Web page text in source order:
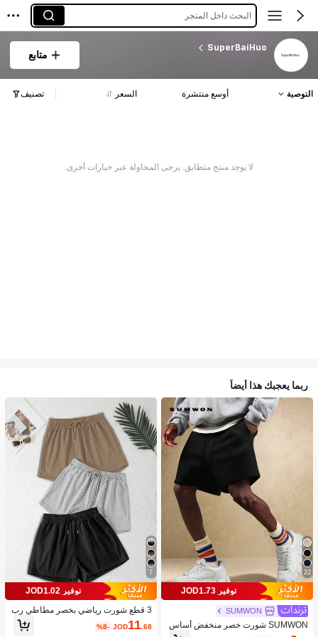
البحث داخل المتجر
SuperBaiHuo
متابع
التوصية أوسع منتشرة السعر تصنيف
لا يوجد منتج متطابق. يرجى المحاولة عبر خيارات أخرى.
ربما يعجبك هذا أيضاً
22
توفير JOD1.73
SUMWON
SUMWON شورت خصر منخفض أساس
ي فضفاض بارتياح، بيرمودا ملابس منزلي
7
توفير JOD1.02
3 قطع شورت رياضي بخصر مطاطي رب
طة فضفاض بلون واحد
JOD11.68
%8-